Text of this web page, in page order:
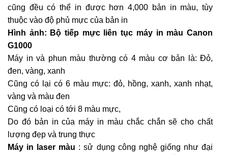
cũng đều có thể in được hơn 4,000 bản in màu, tùy
thuộc vào độ phủ mực của bản in
Hình ảnh: Bộ tiếp mực liên tục máy in màu Canon
G1000
Máy in và phun màu thường có 4 màu cơ bản là: Đỏ,
đen, vàng, xanh
Cũng có lại có 6 màu mực: đỏ, hồng, xanh, xanh nhạt,
vàng và màu đen
Cũng có loại có tới 8 màu mực,
Do đó bản in của máy in màu chắc chắn sẽ cho chất
lượng đẹp và trung thực
Máy in laser màu : sử dụng công nghệ giống như đại